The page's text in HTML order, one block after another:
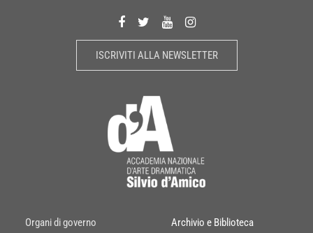
ISCRIVITI ALLA NEWSLETTER
Organi di governo Archivio e Biblioteca